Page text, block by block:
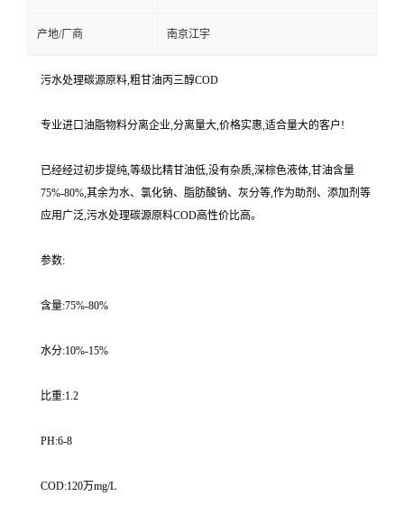
产地/厂商 南京江宇
污水处理碳源原料,粗甘油丙三醇COD
专业进口油脂物料分离企业,分离量大,价格实惠,适合量大的客户!
已经经过初步提纯,等级比精甘油低,没有杂质,深棕色液体,甘油含量
75%-80%,其余为水、氯化钠、脂肪酸钠、灰分等,作为助剂、添加剂等
应用广泛,污水处理碳源原料COD高性价比高。
参数:
含量:75%-80%
水分:10%-15%
比重:1.2
PH:6-8
COD:120万mg/L